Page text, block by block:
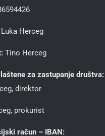
Luka Herceg
Tino Herceg
za zastupanje društva:
direktor
prokurist
račun – IBAN: